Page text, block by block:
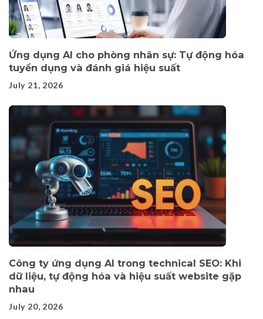
Ứng dụng AI cho phòng nhân sự: Tự động hóa
tuyển dụng và đánh giá hiệu suất
July 21, 2026
Công ty ứng dụng AI trong technical SEO: Khi
dữ liệu, tự động hóa và hiệu suất website gặp
nhau
July 20, 2026